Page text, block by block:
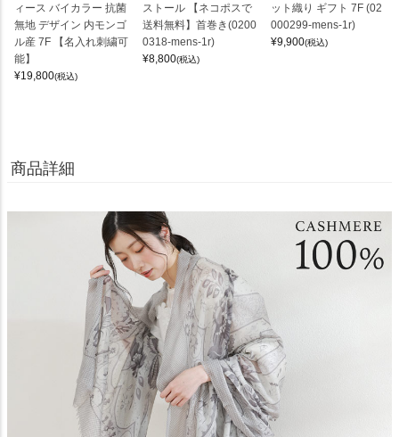
ィース バイカラー 抗菌
無地 デザイン 内モンゴ
ル産 7F 【名入れ刺繍可
能】
¥19,800(税込)
ストール 【ネコポスで
送料無料】首巻き(0200
0318-mens-1r)
¥8,800(税込)
ット織り ギフト 7F (02
000299-mens-1r)
¥9,900(税込)
商品詳細